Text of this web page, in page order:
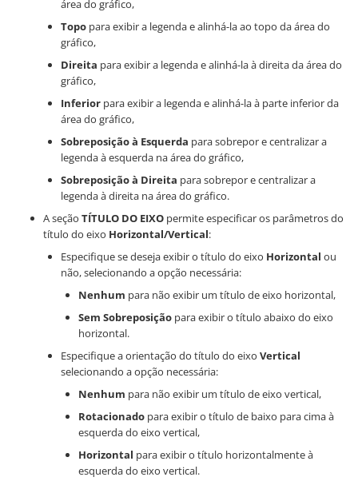
área do gráfico,
Topo para exibir a legenda e alinhá-la ao topo da área do
gráfico,
Direita para exibir a legenda e alinhá-la à direita da área do
gráfico,
Inferior para exibir a legenda e alinhá-la à parte inferior da
área do gráfico,
Sobreposição à Esquerda para sobrepor e centralizar a
legenda à esquerda na área do gráfico,
Sobreposição à Direita para sobrepor e centralizar a
legenda à direita na área do gráfico.
A seção TÍTULO DO EIXO permite especificar os parâmetros do
título do eixo Horizontal/Vertical:
Especifique se deseja exibir o título do eixo Horizontal ou
não, selecionando a opção necessária:
Nenhum para não exibir um título de eixo horizontal,
Sem Sobreposição para exibir o título abaixo do eixo
horizontal.
Especifique a orientação do título do eixo Vertical
selecionando a opção necessária:
Nenhum para não exibir um título de eixo vertical,
Rotacionado para exibir o título de baixo para cima à
esquerda do eixo vertical,
Horizontal para exibir o título horizontalmente à
esquerda do eixo vertical.